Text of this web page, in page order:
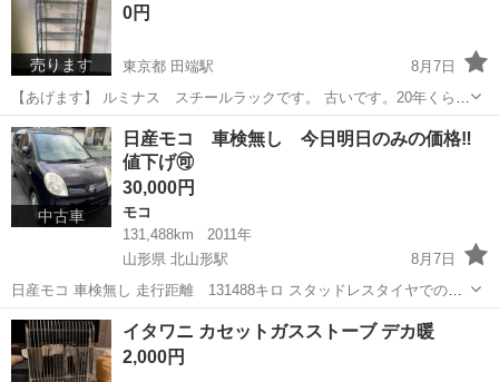
売ります
0円
東京都 田端駅
8月7日
【あげます】 ルミナス スチールラックです。 古いです。20年くらい
経っています。でも押入れの中で使っていたので、そこまで傷んでな
いと思います。しきりがたくさんあります。 外階段がありますので、
2階まで取りに来てくださる方...
東京 文京区 田端駅 収納家具
中古車
日産モコ 車検無し 今日明日のみの価格‼️
値下げ🉑
30,000円
モコ
131,488km
2011年
山形県 北山形駅
8月7日
日産モコ 車検無し 走行距離 131488キロ スタッドレスタイヤでのお
渡し ルーフなど塗装剥げ有 止まる、曲がる、走るには問題はありませ
ん！ エンジン良好 代理出品になりますので、わからない事がありまし
たらまずはご連絡く...
山形 山形市 北山形駅 モコ
イタワニ カセットガスストーブ デカ暖
2,000円